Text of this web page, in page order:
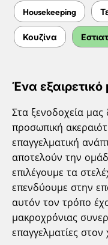
Housekeeping
Κουζίνα
Ένα εξαιρετικό
Στα ξενοδοχεία
προσωπική
επαγγελματική
αποτελούν την
επιλέγουμε τα
επενδύουμε στην
αυτόν τον τρόπο
μακροχρόνιας
επαγγελματίες